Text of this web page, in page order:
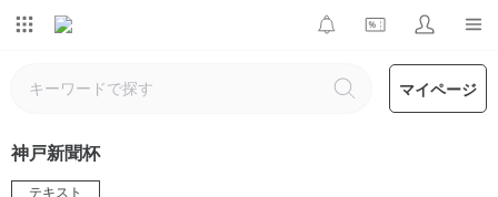
マイページ
神戸新聞杯
テキスト